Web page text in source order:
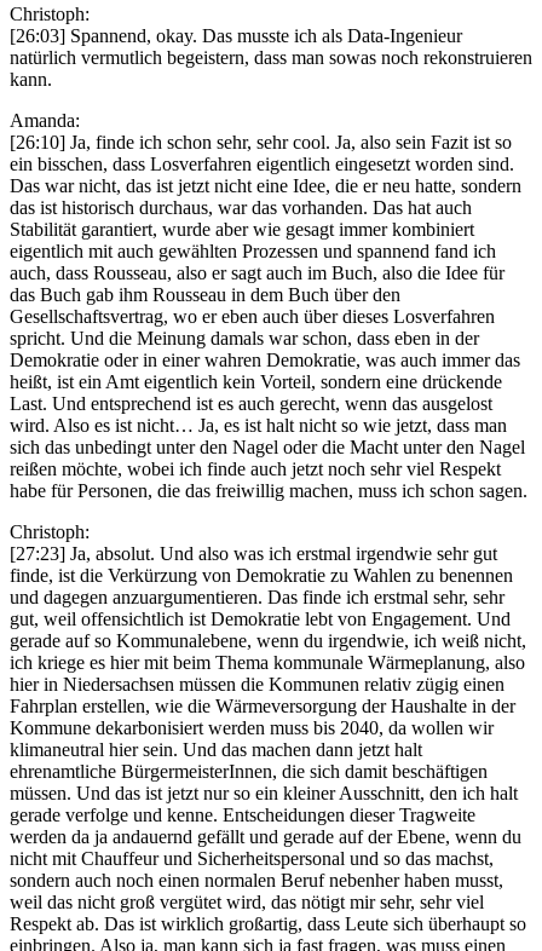
Christoph:
[26:03] Spannend, okay. Das musste ich als Data-Ingenieur
natürlich vermutlich begeistern, dass man sowas noch rekonstruieren
kann.
Amanda:
[26:10] Ja, finde ich schon sehr, sehr cool. Ja, also sein Fazit ist so
ein bisschen, dass Losverfahren eigentlich eingesetzt worden sind.
Das war nicht, das ist jetzt nicht eine Idee, die er neu hatte, sondern
das ist historisch durchaus, war das vorhanden. Das hat auch
Stabilität garantiert, wurde aber wie gesagt immer kombiniert
eigentlich mit auch gewählten Prozessen und spannend fand ich
auch, dass Rousseau, also er sagt auch im Buch, also die Idee für
das Buch gab ihm Rousseau in dem Buch über den
Gesellschaftsvertrag, wo er eben auch über dieses Losverfahren
spricht. Und die Meinung damals war schon, dass eben in der
Demokratie oder in einer wahren Demokratie, was auch immer das
heißt, ist ein Amt eigentlich kein Vorteil, sondern eine drückende
Last. Und entsprechend ist es auch gerecht, wenn das ausgelost
wird. Also es ist nicht… Ja, es ist halt nicht so wie jetzt, dass man
sich das unbedingt unter den Nagel oder die Macht unter den Nagel
reißen möchte, wobei ich finde auch jetzt noch sehr viel Respekt
habe für Personen, die das freiwillig machen, muss ich schon sagen.
Christoph:
[27:23] Ja, absolut. Und also was ich erstmal irgendwie sehr gut
finde, ist die Verkürzung von Demokratie zu Wahlen zu benennen
und dagegen anzuargumentieren. Das finde ich erstmal sehr, sehr
gut, weil offensichtlich ist Demokratie lebt von Engagement. Und
gerade auf so Kommunalebene, wenn du irgendwie, ich weiß nicht,
ich kriege es hier mit beim Thema kommunale Wärmeplanung, also
hier in Niedersachsen müssen die Kommunen relativ zügig einen
Fahrplan erstellen, wie die Wärmeversorgung der Haushalte in der
Kommune dekarbonisiert werden muss bis 2040, da wollen wir
klimaneutral hier sein. Und das machen dann jetzt halt
ehrenamtliche BürgermeisterInnen, die sich damit beschäftigen
müssen. Und das ist jetzt nur so ein kleiner Ausschnitt, den ich halt
gerade verfolge und kenne. Entscheidungen dieser Tragweite
werden da ja andauernd gefällt und gerade auf der Ebene, wenn du
nicht mit Chauffeur und Sicherheitspersonal und so das machst,
sondern auch noch einen normalen Beruf nebenher haben musst,
weil das nicht groß vergütet wird, das nötigt mir sehr, sehr viel
Respekt ab. Das ist wirklich großartig, dass Leute sich überhaupt so
einbringen. Also ja, man kann sich ja fast fragen, was muss einen